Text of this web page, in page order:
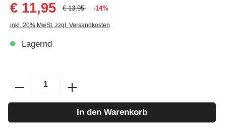
€ 11,95
€ 13,95 -14%
inkl. 20% MwSt. zzgl. Versandkosten
Lagernd
In den Warenkorb